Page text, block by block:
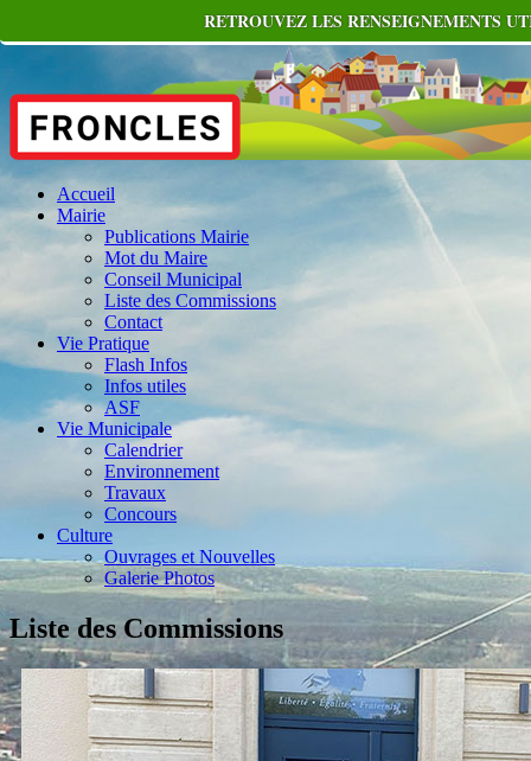
Accueil
Mairie
Publications Mairie
Mot du Maire
Conseil Municipal
Liste des Commissions
Contact
Vie Pratique
Flash Infos
Infos utiles
ASF
Vie Municipale
Calendrier
Environnement
Travaux
Concours
Culture
Ouvrages et Nouvelles
Galerie Photos
Liste des Commissions
RETROUVEZ LES RENSEIGNEMENTS